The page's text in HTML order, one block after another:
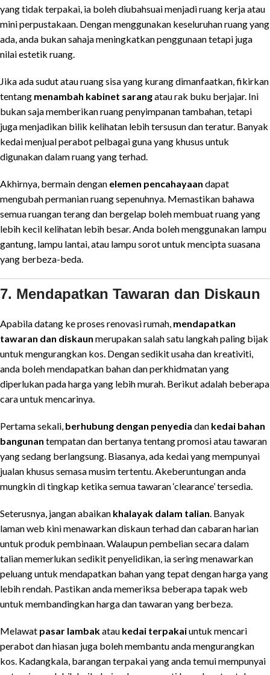
yang tidak terpakai, ia boleh diubahsuai menjadi ruang kerja atau
mini perpustakaan. Dengan menggunakan keseluruhan ruang yang
ada, anda bukan sahaja meningkatkan penggunaan tetapi juga
nilai estetik ruang.
Jika ada sudut atau ruang sisa yang kurang dimanfaatkan, fikirkan
tentang menambah kabinet sarangatau rak buku berjajar. Ini
bukan saja memberikan ruang penyimpanan tambahan, tetapi
juga menjadikan bilik kelihatan lebih tersusun dan teratur. Banyak
kedai menjual perabot pelbagai guna yang khusus untuk
digunakan dalam ruang yang terhad.
Akhirnya, bermain dengan elemen pencahayaan dapat
mengubah permanian ruang sepenuhnya. Memastikan bahawa
semua ruangan terang dan bergelap boleh membuat ruang yang
lebih kecil kelihatan lebih besar. Anda boleh menggunakan lampu
gantung, lampu lantai, atau lampu sorot untuk mencipta suasana
yang berbeza-beda.
7. Mendapatkan Tawaran dan Diskaun
Apabila datang ke proses renovasi rumah, mendapatkan
tawaran dan diskaun merupakan salah satu langkah paling bijak
untuk mengurangkan kos. Dengan sedikit usaha dan kreativiti,
anda boleh mendapatkan bahan dan perkhidmatan yang
diperlukan pada harga yang lebih murah. Berikut adalah beberapa
cara untuk mencarinya.
Pertama sekali, berhubung dengan penyedia dan kedai bahan
bangunan tempatan dan bertanya tentang promosi atau tawaran
yang sedang berlangsung. Biasanya, ada kedai yang mempunyai
jualan khusus semasa musim tertentu. Akeberuntungan anda
mungkin di tingkap ketika semua tawaran ‘clearance’ tersedia.
Seterusnya, jangan abaikan khalayak dalam talian . Banyak
laman web kini menawarkan diskaun terhad dan cabaran harian
untuk produk pembinaan. Walaupun pembelian secara dalam
talian memerlukan sedikit penyelidikan, ia sering menawarkan
peluang untuk mendapatkan bahan yang tepat dengan harga yang
lebih rendah. Pastikan anda memeriksa beberapa tapak web
untuk membandingkan harga dan tawaran yang berbeza.
Melawat pasar lambakatau kedai terpakaiuntuk mencari
perabot dan hiasan juga boleh membantu anda mengurangkan
kos. Kadangkala, barangan terpakai yang anda temui mempunyai